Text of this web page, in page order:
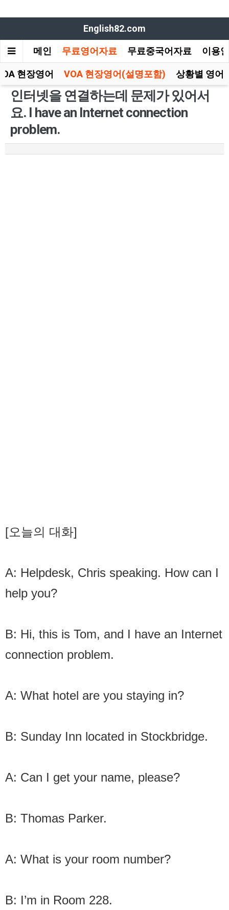
English82.com
메인 무료영어자료 무료중국어자료 이용
현장영어 VOA 현장영어(설명포함) 상황별 영어
인터넷을 연결하는데 문제가 있어서
요. I have an Internet connection
problem.
[오늘의 대화]
A: Helpdesk, Chris speaking. How can I
help you?
B: Hi, this is Tom, and I have an Internet
connection problem.
A: What hotel are you staying in?
B: Sunday Inn located in Stockbridge.
A: Can I get your name, please?
B: Thomas Parker.
A: What is your room number?
B: I’m in Room 228.